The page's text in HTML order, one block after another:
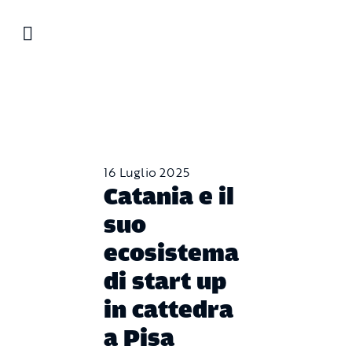
16 Luglio 2025
Catania e il
suo
ecosistema
di start up
in cattedra
a Pisa